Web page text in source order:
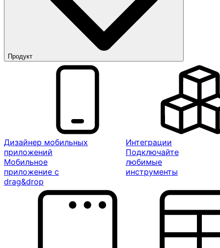
Продукт
Дизайнер мобильных
приложений
Мобильное
приложение с
drag&drop
Интеграции
Подключайте
любимые
инструменты